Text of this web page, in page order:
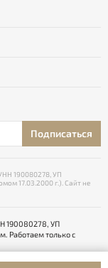
Подписаться
190080278, УП
17.03.2000 г.). Сайт не
190080278, УП
Работаем только с